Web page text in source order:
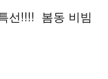
선!!!! 봄동 비빔